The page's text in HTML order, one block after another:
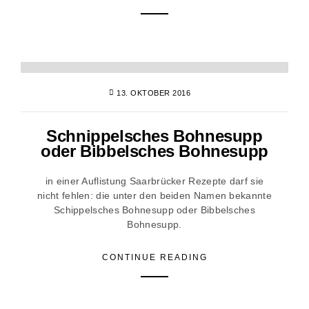
13. OKTOBER 2016
Schnippelsches Bohnesupp
oder Bibbelsches Bohnesupp
in einer Auflistung Saarbrücker Rezepte darf sie
nicht fehlen: die unter den beiden Namen bekannte
Schippelsches Bohnesupp oder Bibbelsches
Bohnesupp.
CONTINUE READING